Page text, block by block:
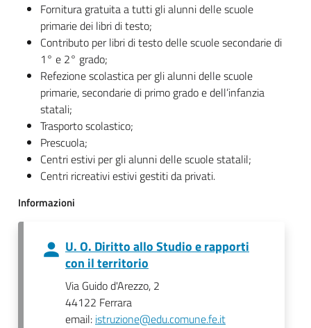
Fornitura gratuita a tutti gli alunni delle scuole
primarie dei libri di testo;
Contributo per libri di testo delle scuole secondarie di
1° e 2° grado;
Refezione scolastica per gli alunni delle scuole
primarie, secondarie di primo grado e dell’infanzia
statali;
Trasporto scolastico;
Prescuola;
Centri estivi per gli alunni delle scuole statalil;
Centri ricreativi estivi gestiti da privati.
Informazioni
U. O. Diritto allo Studio e rapporti
con il territorio
Via Guido d'Arezzo, 2
44122 Ferrara
email: istruzione@edu.comune.fe.it